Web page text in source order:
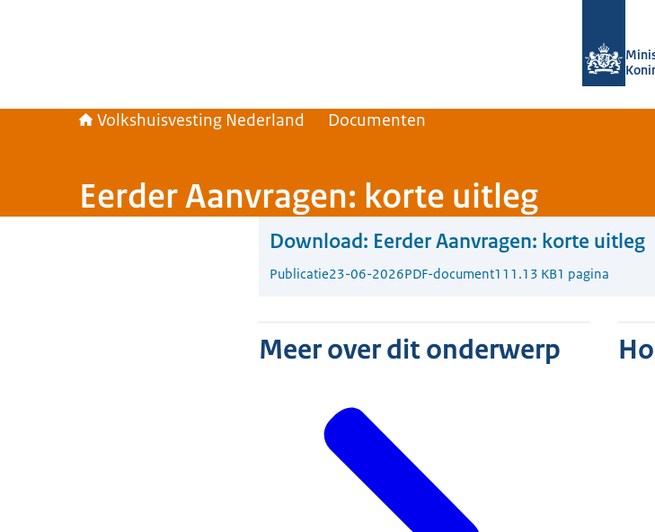
Volkshuisvesting Nederland Documenten
Eerder Aanvragen: korte uitleg
Download: Eerder Aanvragen: korte uitleg
Publicatie23-06-2026PDF-document111.13 KB1 pagina
Meer over dit onderwerp